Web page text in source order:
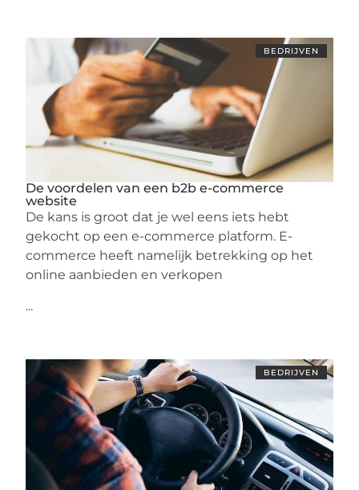
BEDRIJVEN
De voordelen van een b2b e-commerce
website
De kans is groot dat je wel eens iets hebt
gekocht op een e-commerce platform. E-
commerce heeft namelijk betrekking op het
online aanbieden en verkopen
...
BEDRIJVEN